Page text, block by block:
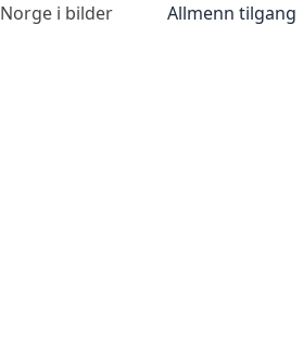
Norge i bilder Allmenn tilgang